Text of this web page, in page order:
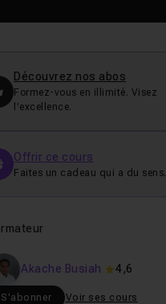
Découvrez nos abos
Formez-vous en illimité. Visez
l’excellence.
Offrir ce cours
Faites un cadeau qui a du sens.
Akache Busiah 4,6
S'abonner Voir ses cours